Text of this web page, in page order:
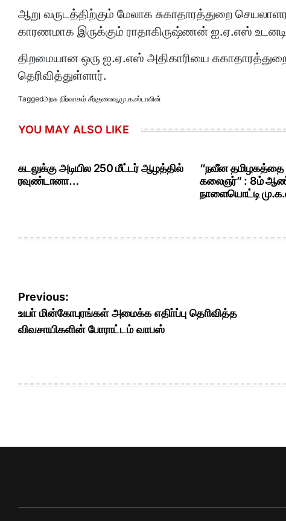
ஆறு வருடத்திற்கும் மேலாக சுகாதாரத்துறை
காரணமாக இருக்கும் ராதாகிருஷ்ணன் ஐ.ஏ.எஸ்
திறமையான ஒரு ஐ.ஏ.எஸ் அதிகாரியை
தெரிவித்துள்ளார்.
Taggedஅரசு நிர்வாகம் சீர்குலைவு,மு.க.ஸ்டாலின்
YOU MAY ALSO LIKE
கடலுக்கு அடியில 250 மீட்டர் ஆழத்தில்
ரவுண்டானா…
“நவீன தமிழகத்தை
கலைஞர்” : 8ம்
நாளையொட்டி
Post
navigation
Previous:
உயா் மின்கோபுரங்கள் அமைக்க எதிா்ப்பு தொிவித்த
விவசாயிகளின் போராட்டம் வாபஸ்